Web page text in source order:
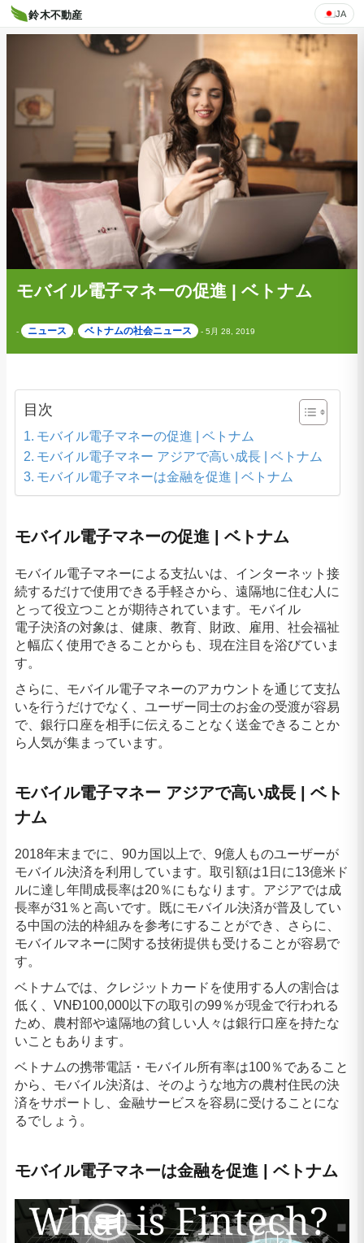
モバイル電子マネーの促進 | ベトナム
- ニュース ベトナムの社会ニュース - 5月 28, 2019
目次
モバイル電子マネーの促進 | ベトナム
モバイル電子マネー アジアで高い成長 | ベトナム
モバイル電子マネーは金融を促進 | ベトナム
モバイル電子マネーの促進 | ベトナム
モバイル電子マネーによる支払いは、インターネット接
続するだけで使用できる手軽さから、遠隔地に住む人に
とって役立つことが期待されています。モバイル
電子決済の対象は、健康、教育、財政、雇用、社会福祉
と幅広く使用できることからも、現在注目を浴びていま
す。
さらに、モバイル電子マネーのアカウントを通じて支払
いを行うだけでなく、ユーザー同士のお金の受渡が容易
で、銀行口座を相手に伝えることなく送金できることか
ら人気が集まっています。
モバイル電子マネー アジアで高い成長 | ベト
ナム
2018年末までに、90カ国以上で、9億人ものユーザーが
モバイル決済を利用しています。取引額は1日に13億米ド
ルに達し年間成長率は20％にもなります。アジアでは成
長率が31％と高いです。既にモバイル決済が普及してい
る中国の法的枠組みを参考にすることができ、さらに、
モバイルマネーに関する技術提供も受けることが容易で
す。
ベトナムでは、クレジットカードを使用する人の割合は
低く、VNĐ100,000以下の取引の99％が現金で行われる
ため、農村部や遠隔地の貧しい人々は銀行口座を持たな
いこともあります。
ベトナムの携帯電話・モバイル所有率は100％であること
から、モバイル決済は、そのような地方の農村住民の決
済をサポートし、金融サービスを容易に受けることにな
るでしょう。
モバイル電子マネーは金融を促進 | ベトナム
鈴木不動産 JA